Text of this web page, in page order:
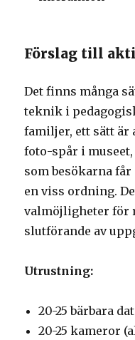
Förslag till
Det finns många
teknik i
familjer, ett sätt är
foto-spår i
som besökarna
en viss ordning.
valmöjligheter för
slutförande av
Utrustning:
20-25 bärbara
20-25 kameror